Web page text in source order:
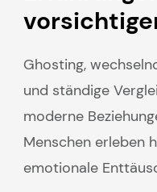
Ghosting,
und ständige
moderne
Menschen erleben
emotionale